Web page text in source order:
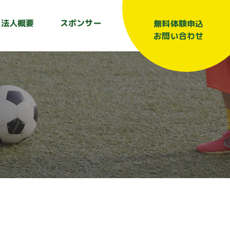
法人概要 スポンサー
無料体験申込
お問い合わせ